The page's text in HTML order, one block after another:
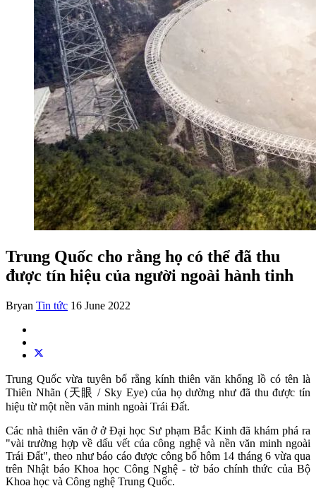
Trung Quốc cho rằng họ có thể đã thu
được tín hiệu của người ngoài hành tinh
Bryan Tin tức 16 June 2022
Trung Quốc vừa tuyên bố rằng kính thiên văn khổng lồ có tên là
Thiên Nhãn (天眼 / Sky Eye) của họ dường như đã thu được tín
hiệu từ một nền văn minh ngoài Trái Đất.
Các nhà thiên văn ở ở Đại học Sư phạm Bắc Kinh đã khám phá ra
"vài trường hợp về dấu vết của công nghệ và nền văn minh ngoài
Trái Đất", theo như báo cáo được công bố hôm 14 tháng 6 vừa qua
trên Nhật báo Khoa học Công Nghệ - tờ báo chính thức của Bộ
Khoa học và Công nghệ Trung Quốc.